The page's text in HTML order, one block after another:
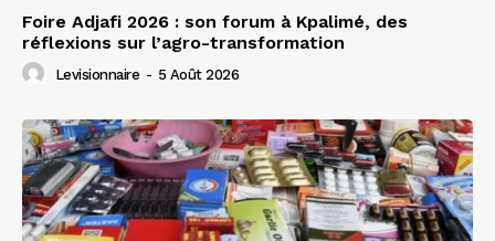
Foire Adjafi 2026 : son forum à Kpalimé, des
réflexions sur l’agro-transformation
Levisionnaire - 5 Août 2026